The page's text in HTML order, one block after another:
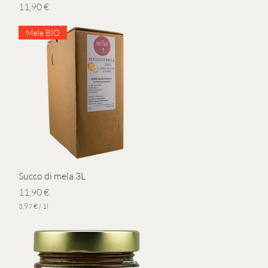
Prezzo
11,90 €
Vista rapida
Mele BIO
Succo di mela 3L
Prezzo
11,90 €
3,97 €/ 1l